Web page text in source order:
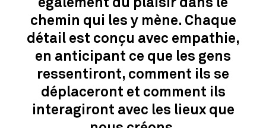
chemin qui les y mène. Chaque
détail est conçu avec empathie,
en anticipant ce que les gens
ressentiront, comment ils se
déplaceront et comment ils
interagiront avec les lieux que